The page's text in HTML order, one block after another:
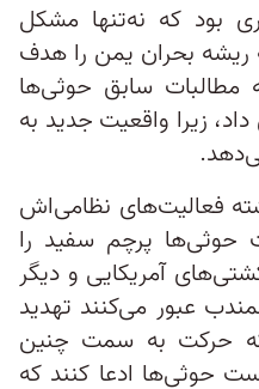
بود که نه‌تنها مشکل
ریشه بحران یمن را هدف
مطالبات سابق حوثی‌ها
زیرا واقعیت جدید به
فعالیت‌های نظامی‌اش
حوثی‌ها پرچم سفید را
آمریکایی و دیگر
عبور می‌کنند تهدید
حرکت به سمت چنین
حوثی‌ها ادعا کنند که